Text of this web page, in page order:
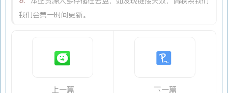
我们会第一时间更新。
上一篇
下一篇